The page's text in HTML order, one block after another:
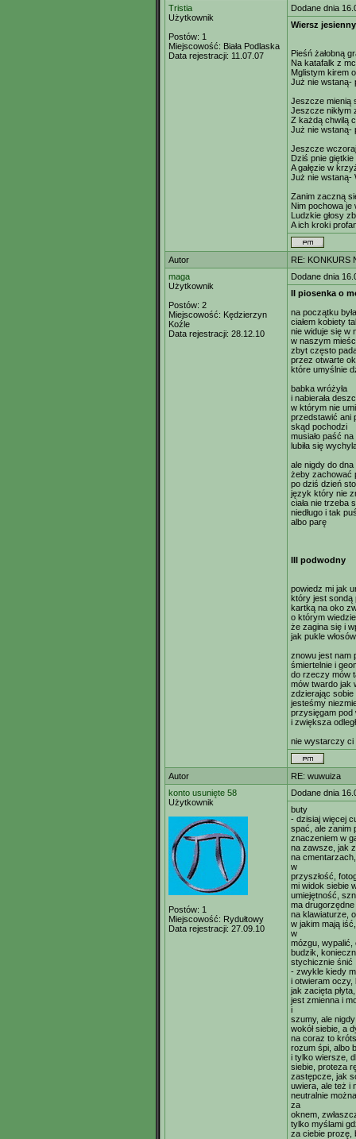
Tristia
Użytkownik
Postów: 1
Miejscowość: Biała Podlaska
Data rejestracji: 11.07.07
Dodane dnia
Wiersz jesienny
Pieśń żałobną
Na katafalk z
Mglistym kirem
Już nie wstaną-
Jeszcze mienią
Jeszcze nikłym
Z każdą chwilą
Już nie wstaną-
Jeszcze
Dziś pnie
A gałęzie w
Już nie wstaną-
Zanim zaczną
Nim pochowa je
Ludzkie głosy
A ich kroki
Autor
RE: KONKURS
maga
Użytkownik
Postów: 2
Miejscowość: Kędzierzyn
Koźle
Data rejestracji: 28.12.10
Dodane dnia
II piosenka o
na początku
ciałem kobiety
nie widuje się w
w naszym
zbyt często
przez otwarte
które umyślnie
babka wróżyła
i nabierała
w którym nie
przedstawić ani
skąd pochodzi
musiało paść
lubiła się
ale nigdy do dna
żeby zachować
po dziś dzień
język który nie
ciała nie trzeba
niedługo i tak
albo parę
III podwodny
powiedz mi jak
który jest sondą
kartką na oko
o którym
że zagina się i
jak pukle
znowu jest nam
śmiertelnie i
do rzeczy mów
mów twardo jak
zdzierając sobie
jesteśmy
przysięgam
i zwiększa
nie wystarczy ci
Autor
RE: wuwuiza
konto usunięte 58
Użytkownik
Postów: 1
Miejscowość: Rydułtowy
Data rejestracji: 27.09.10
Dodane dnia
buty
- dzisiaj więcej
spać, ale zanim
znaczeniem w
na zawsze, jak
na
w
przyszłość,
mi widok siebie
umiejętność,
ma
na klawiaturze,
w jakim mają
w
mózgu,
budzik,
stychicznie śnić
- zwykle kiedy
i otwieram oczy,
jak zacięta
jest zmienna i
i
szumy, ale
wokół siebie, a
na coraz to
rozum śpi, albo
i tylko wiersze,
siebie, proteza
zastępcze, jak
uwiera, ale też i
neutralnie
za
oknem,
tylko myślami
za ciebie prozę,